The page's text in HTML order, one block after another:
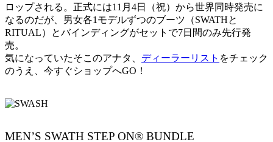
ロップされる。正式には11月4日（祝）から世界同時発売に
なるのだが、男女各1モデルずつのブーツ（SWATHと
RITUAL）とバインディングがセットで7日間のみ先行発
売。
気になっていたそこのアナタ、 ディーラーリスト をチェック
のうえ、今すぐショップへGO！
MEN’S SWATH STEP ON® BUNDLE